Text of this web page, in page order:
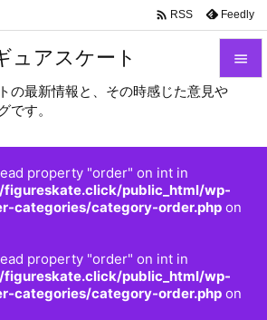
ュアスケート
の最新情報と、その時感じた意見や
です。
property "order" on int in
public_html/wp-
categories/category-order.php on
property "order" on int in
public_html/wp-
categories/category-order.php on


前へ

 RSS Feedly